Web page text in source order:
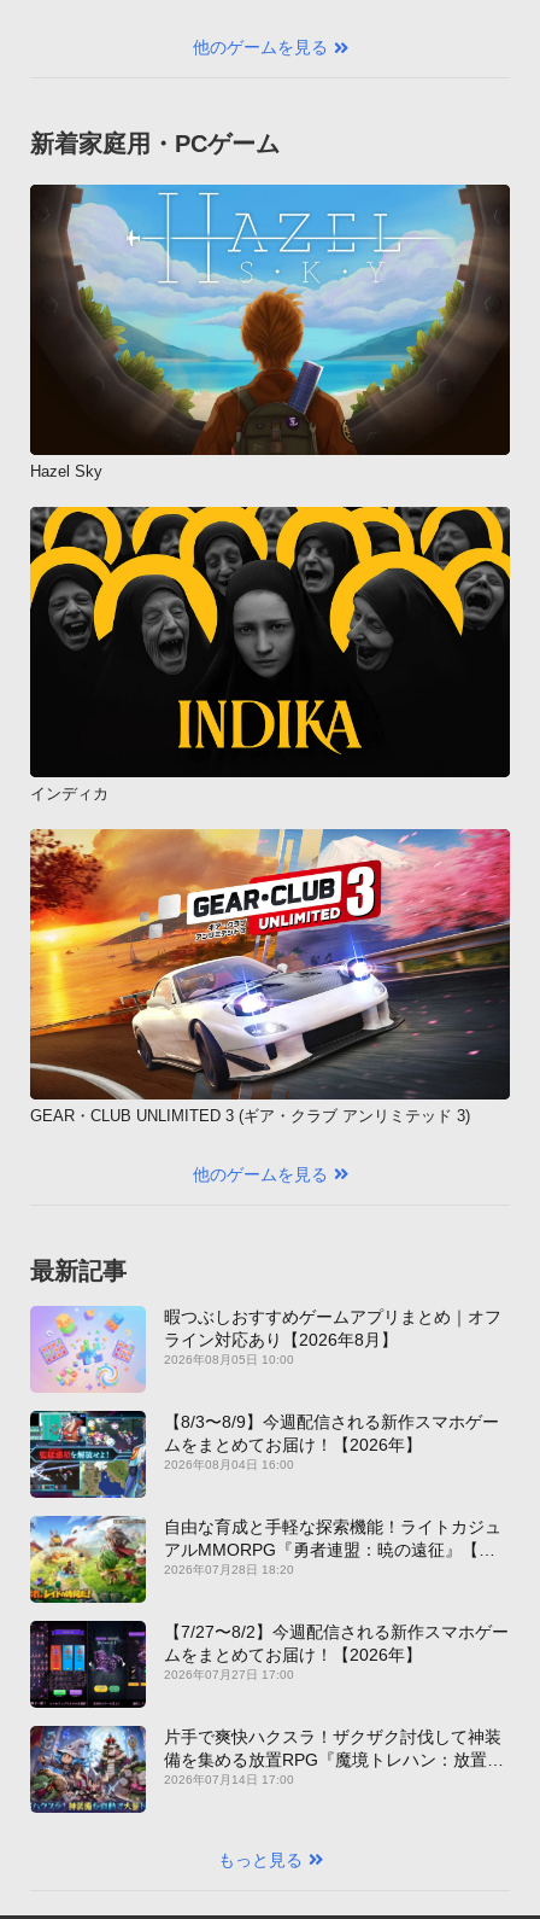
他のゲームを見る
新着家庭用・PCゲーム
Hazel Sky
インディカ
GEAR・CLUB UNLIMITED 3 (ギア・クラブ アンリミテッド 3)
他のゲームを見る
最新記事
暇つぶしおすすめゲームアプリまとめ｜オフ
ライン対応あり【2026年8月】
2026年08月05日 10:00
【8/3〜8/9】今週配信される新作スマホゲー
ムをまとめてお届け！【2026年】
2026年08月04日 16:00
自由な育成と手軽な探索機能！ライトカジュ
アルMMORPG『勇者連盟：暁の遠征』【最
新作PICKUP】
2026年07月28日 18:20
【7/27〜8/2】今週配信される新作スマホゲー
ムをまとめてお届け！【2026年】
2026年07月27日 17:00
片手で爽快ハクスラ！ザクザク討伐して神装
備を集める放置RPG『魔境トレハン：放置で
神装備』【最新作PICKUP】
2026年07月14日 17:00
もっと見る